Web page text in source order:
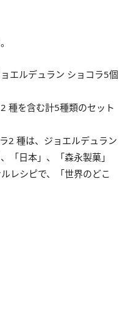
エルデュラン ショコラ5個
種を含む計5種類のセット
2 種は、ジョエルデュラン
「日本」、「森永製菓」
レシピで、「世界のどこ